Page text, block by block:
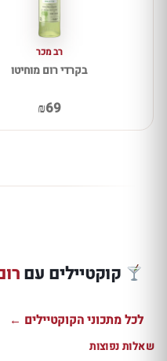
רב מכר
בקרדי רום מוחיטו
₪69
קוקטיילים עם
למתכון ←
לכל מתכוני הקוקטיילים ←
שאלות נפוצות